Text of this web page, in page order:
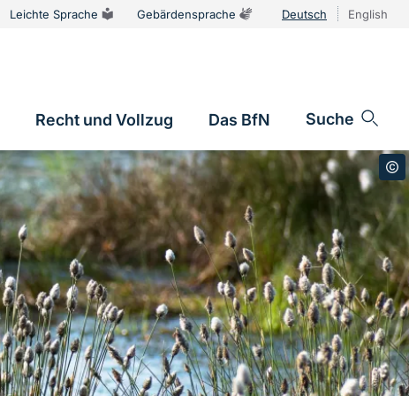
Leichte Sprache Gebärdensprache Deutsch English
Recht und Vollzug Das BfN Suche